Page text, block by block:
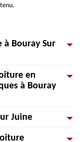
Bouray Sur
il est impératif
Avec une étude au
possibilités de fuite. Pour
Avec Couverture Becker,
ne laisser aucun détail
en
à Bouray
sont pas forcément les
qui s’y est installé. Dans
Juine
il est utile pour vous